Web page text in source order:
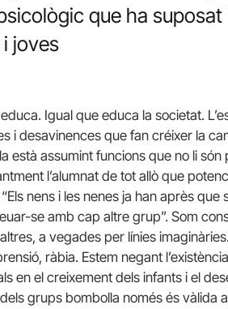
que ha
joves
Igual que educa la societat.
i desavinences que fan créixer la
està assumint funcions que no li
l’alumnat de tot allò que
nens i les nenes ja han après que
se amb cap altre grup”. Som
a vegades per línies
ràbia. Estem negant
en el creixement dels infants i el
grups bombolla només és vàlida